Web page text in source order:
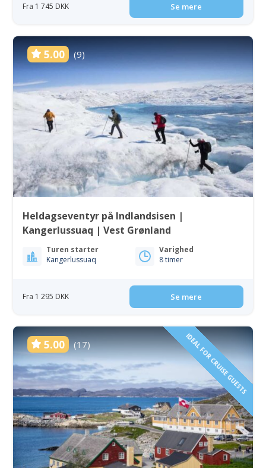
Fra 1 745 DKK Se mere
5.00 (9)
Heldagseventyr på Indlandsisen |
Kangerlussuaq | Vest Grønland
Turen starter
Kangerlussuaq
Varighed
8 timer
Fra 1 295 DKK Se mere
5.00 (17) IDEAL FOR CRUISE GUESTS